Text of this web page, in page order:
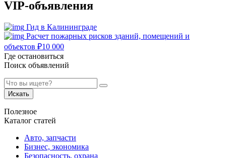
VIP-объявления
Гид в Калининграде
Расчет пожарных рисков зданий, помещений и
объектов ₽10 000
Где остановиться
Поиск объявлений
Искать
Полезное
Каталог статей
Авто, запчасти
Бизнес, экономика
Безопасность, охрана